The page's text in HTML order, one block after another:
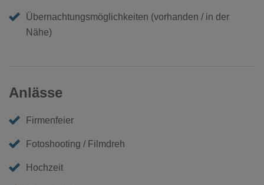
Übernachtungsmöglichkeiten (vorhanden / in der
Nähe)
Anlässe
Firmenfeier
Fotoshooting / Filmdreh
Hochzeit